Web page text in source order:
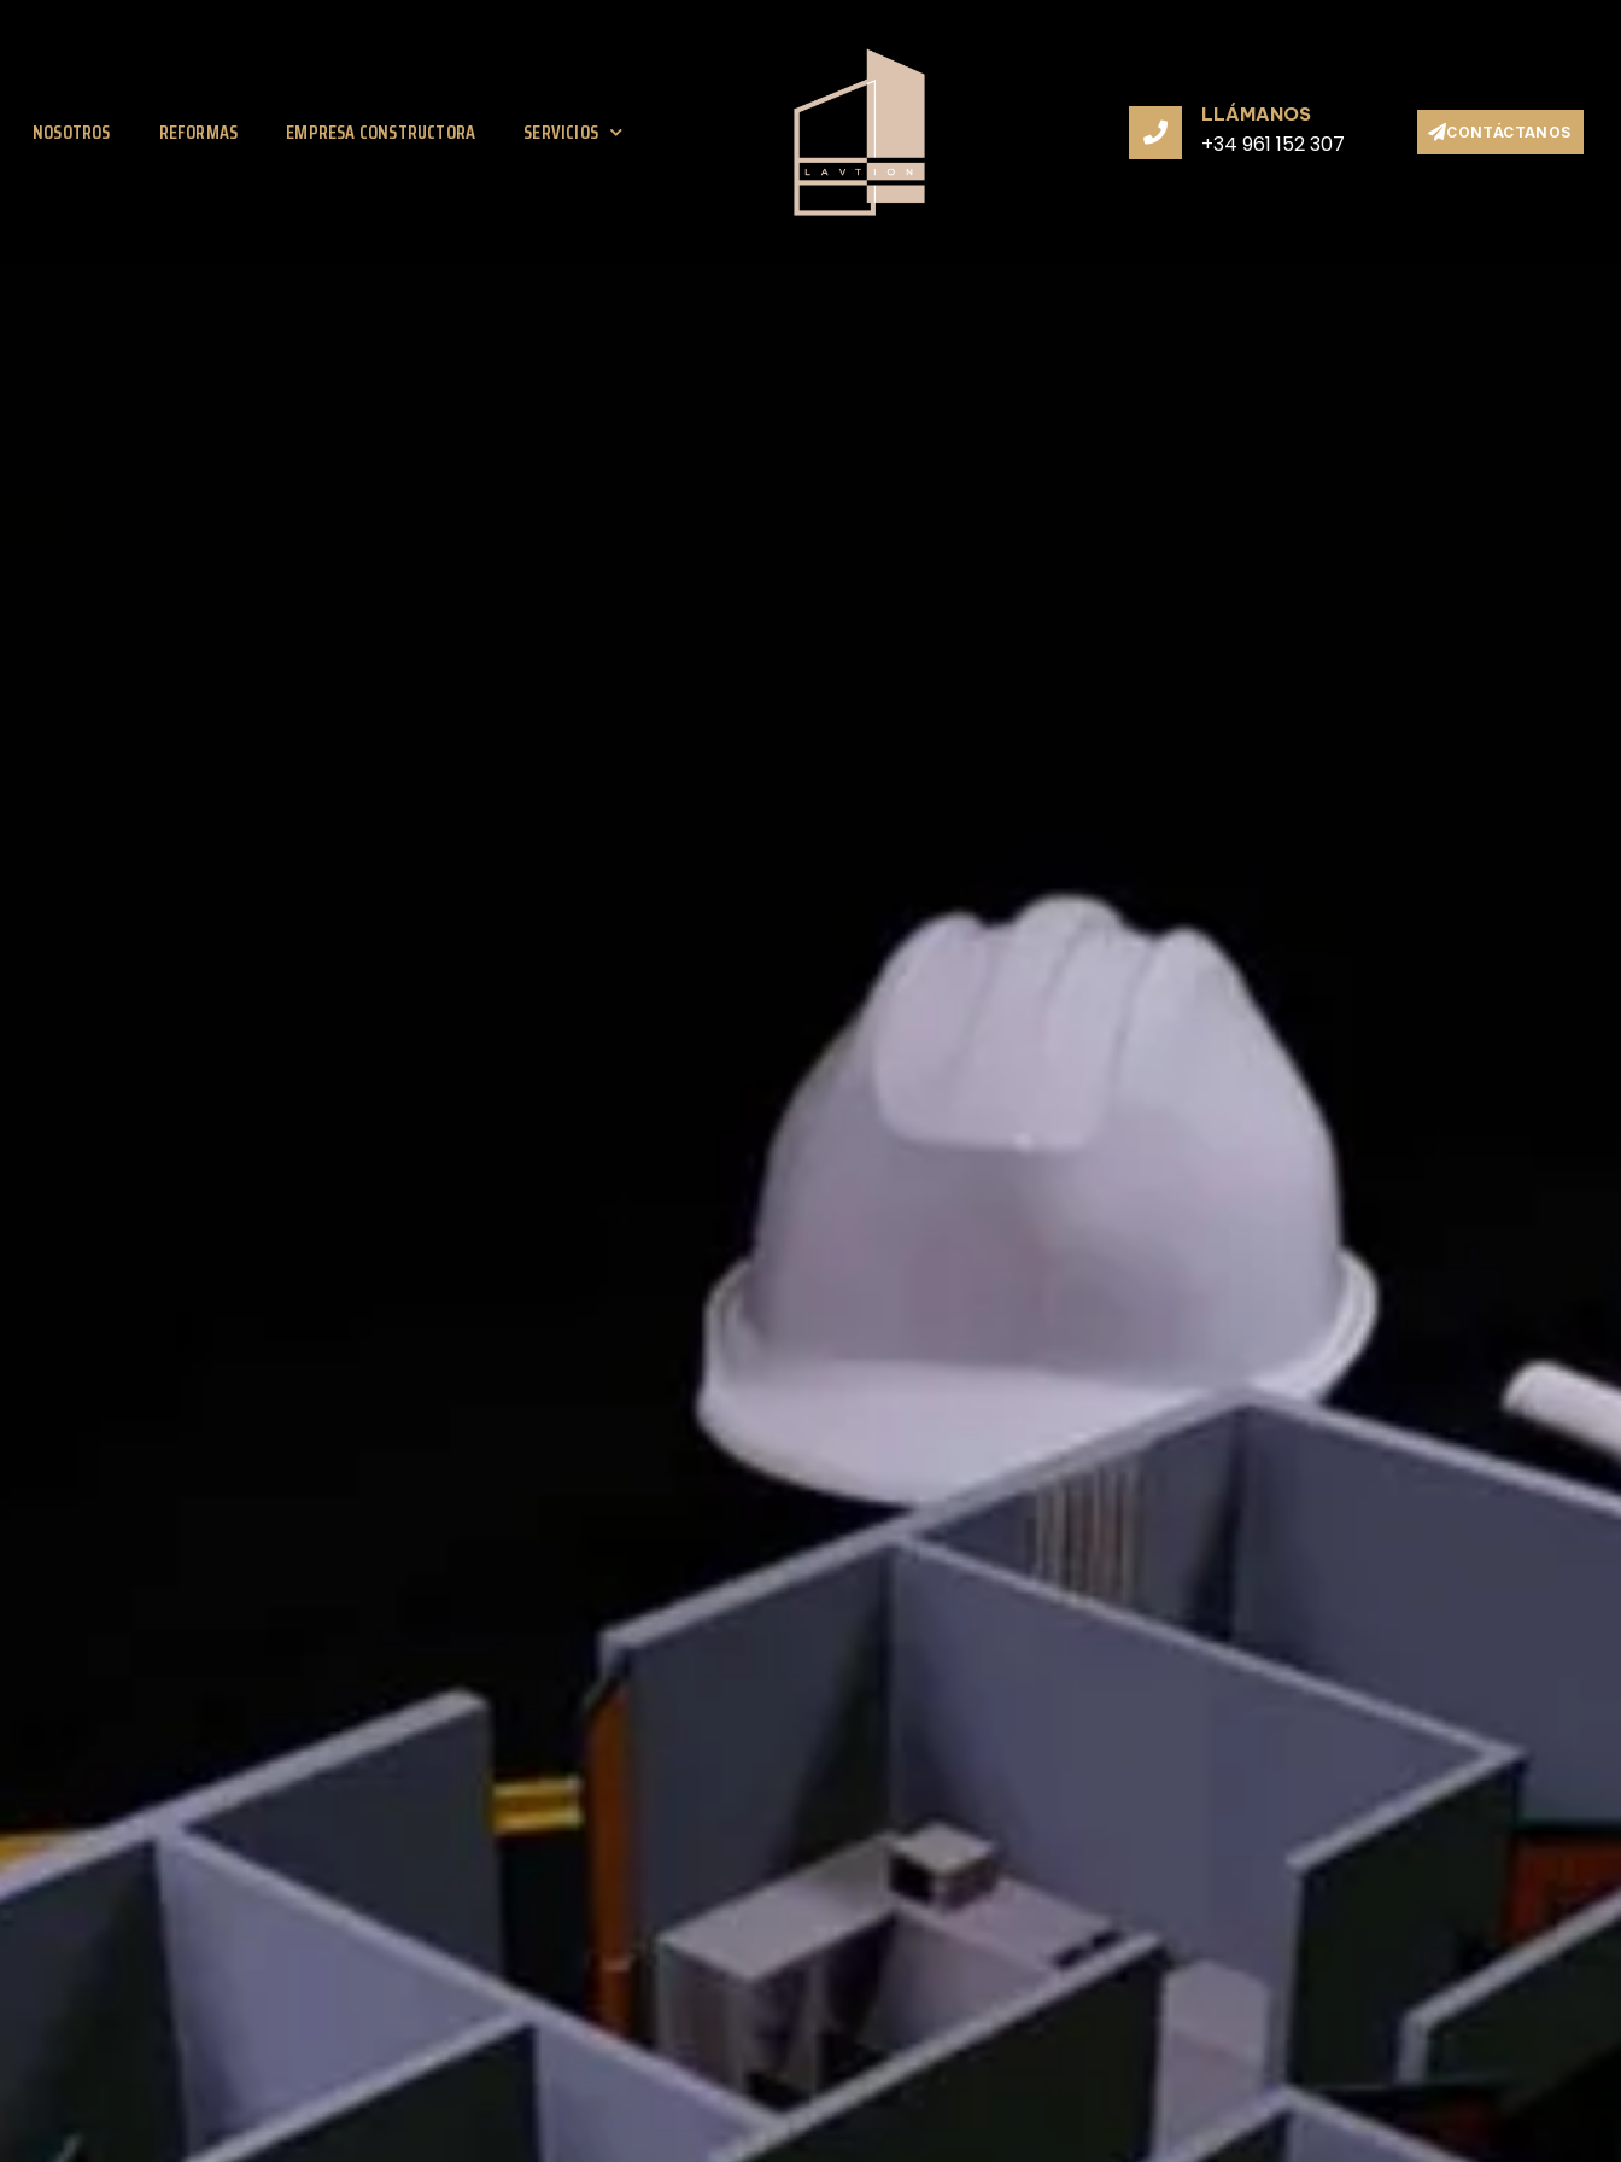
NOSOTROS REFORMAS EMPRESA CONSTRUCTORA SERVICIOS
LLÁMANOS
+34 961 152 307 CONTÁCTANOS